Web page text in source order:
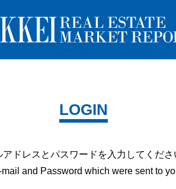
LOGIN
アドレスとパスワードを 入力してくださ
and Password which were sent to